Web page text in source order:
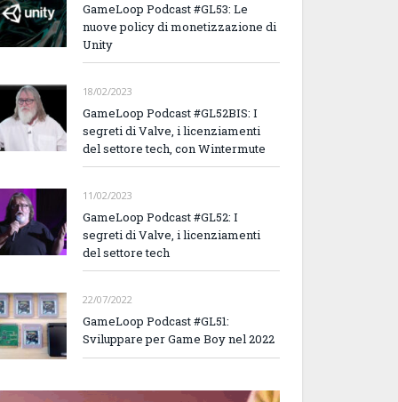
GameLoop Podcast #GL53: Le
nuove policy di monetizzazione di
Unity
18/02/2023
GameLoop Podcast #GL52BIS: I
segreti di Valve, i licenziamenti
del settore tech, con Wintermute
11/02/2023
GameLoop Podcast #GL52: I
segreti di Valve, i licenziamenti
del settore tech
22/07/2022
GameLoop Podcast #GL51:
Sviluppare per Game Boy nel 2022